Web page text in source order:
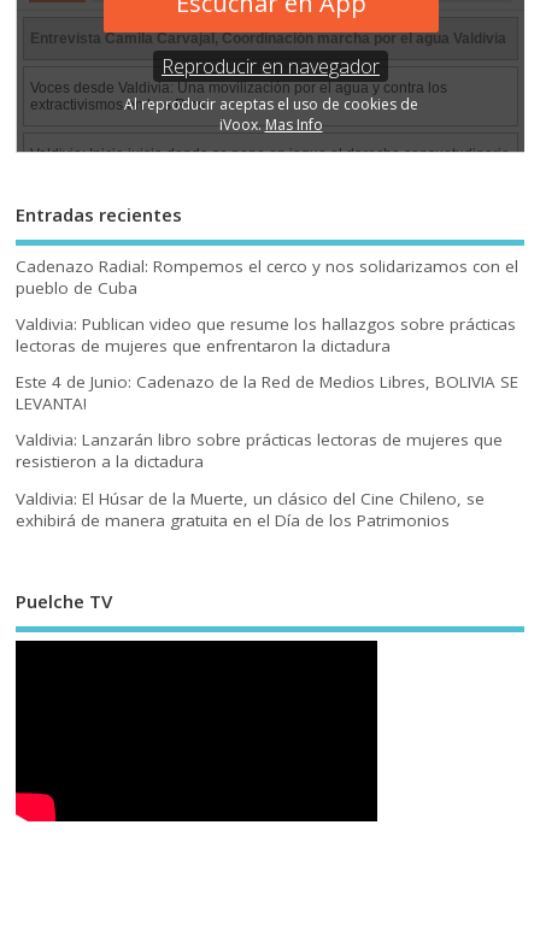
Entradas recientes
Cadenazo Radial: Rompemos el cerco y nos solidarizamos con el
pueblo de Cuba
Valdivia: Publican video que resume los hallazgos sobre prácticas
lectoras de mujeres que enfrentaron la dictadura
Este 4 de Junio: Cadenazo de la Red de Medios Libres, BOLIVIA SE
LEVANTA!
Valdivia: Lanzarán libro sobre prácticas lectoras de mujeres que
resistieron a la dictadura
Valdivia: El Húsar de la Muerte, un clásico del Cine Chileno, se
exhibirá de manera gratuita en el Día de los Patrimonios
Puelche TV